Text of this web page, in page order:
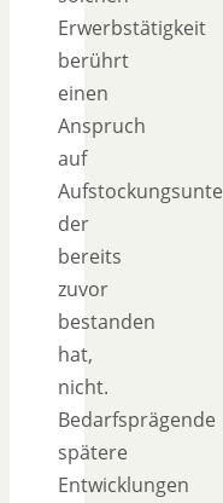
Erwerbstätigkeit
berührt
einen
Anspruch
auf
der
bereits
zuvor
bestanden
hat,
nicht.
Bedarfsprägende
spätere
Entwicklungen